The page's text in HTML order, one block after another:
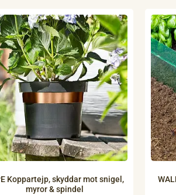
Koppartejp, skyddar mot snigel,
myror & spindel